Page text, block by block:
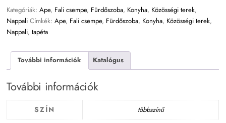
Kategóriák:Ape, Fali csempe, Fürdőszoba, Konyha, Közösségi terek,
Nappali Címkék:Ape, Fali csempe, Fürdőszoba, Konyha, Közösségi terek,
Nappali,tapéta
További információk Katalógus
További információk
SZÍN többszínű